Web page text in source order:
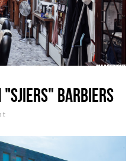
"SJIERS" BARBIERS